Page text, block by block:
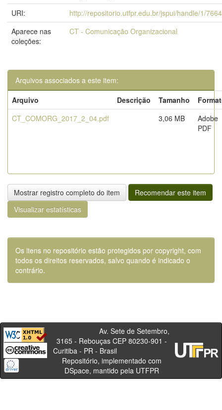
URI:
http://repositorio.utfpr.edu.br/jspui/handle/1/7664
Aparece nas
coleções:
CT - Comunicação Organizacional
Arquivos associados a este item:
Arquivo
Descrição Tamanho
CT_COMORG_2017_2_04.pdf
3,06 MB
Adobe
PDF
Mostrar registro completo do item
Recomendar este item
Visualizar estatísticas
Os itens no repositório estão protegidos por copyright, com
todos os direitos reservados, salvo quando é indicado o
contrário.
Av. Sete de Setembro,
3165 - Rebouças CEP 80230-901 -
Curitiba - PR - Brasil
Repositório, implementado com
DSpace, mantido pela UTFPR